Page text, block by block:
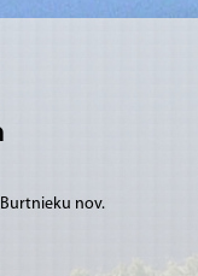
Burtnieku nov.